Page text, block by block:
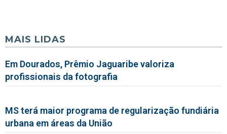
MAIS LIDAS
Em Dourados, Prêmio Jaguaribe valoriza
profissionais da fotografia
MS terá maior programa de regularização fundiária
urbana em áreas da União